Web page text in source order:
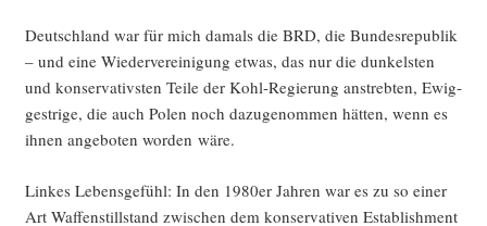
Deutsch­land war für mich damals die BRD, die Bun­des­re­pu­blik
– und eine Wie­der­ver­ei­ni­gung etwas, das nur die dun­kels­ten
und kon­ser­va­tivs­ten Tei­le der Kohl-Regie­rung anstreb­ten, Ewig­
gest­ri­ge, die auch Polen noch dazu­ge­nom­men hät­ten, wenn es
ihnen ange­bo­ten wor­den wäre.
Lin­kes Lebens­ge­fühl: In den 1980er Jah­ren war es zu so einer
Art Waf­fen­still­stand zwi­schen dem kon­ser­va­ti­ven Estab­lish­ment